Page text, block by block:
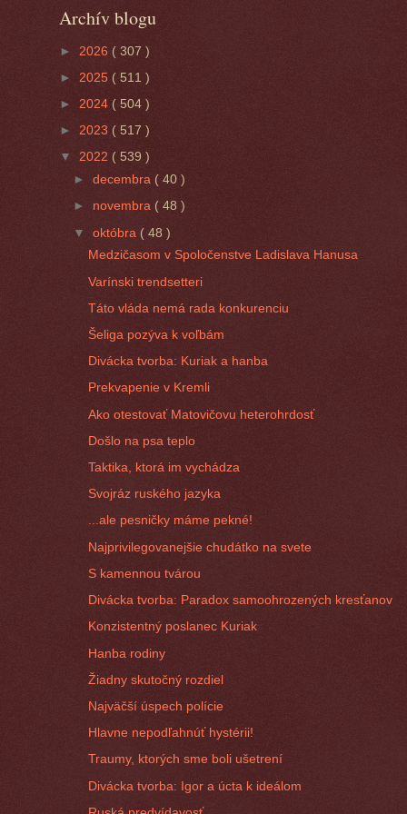
Archív blogu
► 2026 ( 307 )
► 2025 ( 511 )
► 2024 ( 504 )
► 2023 ( 517 )
▼ 2022 ( 539 )
►decembra ( 40 )
► novembra ( 48 )
▼októbra ( 48 )
Medzičasom v Spoločenstve Ladislava Hanusa
Varínski trendsetteri
Táto vláda nemá rada konkurenciu
Šeliga pozýva k voľbám
Divácka tvorba: Kuriak a hanba
Prekvapenie v Kremli
Ako otestovať Matovičovu heterohrdosť
Došlo na psa teplo
Taktika, ktorá im vychádza
Svojráz ruského jazyka
...ale pesničky máme pekné!
Najprivilegovanejšie chudátko na svete
S kamennou tvárou
Divácka tvorba: Paradox samoohrozených kresťanov
Konzistentný poslanec Kuriak
Hanba rodiny
Žiadny skutočný rozdiel
Najväčší úspech polície
Hlavne nepodľahnúť hystérii!
Traumy, ktorých sme boli ušetrení
Divácka tvorba: Igor a úcta k ideálom